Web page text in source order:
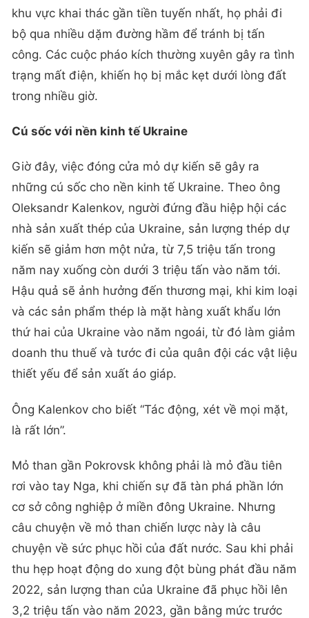
khu vực khai thác gần tiền tuyến nhất, họ phải đi
bộ qua nhiều dặm đường hầm để tránh bị tấn
công. Các cuộc pháo kích thường xuyên gây ra tình
trạng mất điện, khiến họ bị mắc kẹt dưới lòng đất
trong nhiều giờ.
Cú sốc với nền kinh tế Ukraine
Giờ đây, việc đóng cửa mỏ dự kiến ​​sẽ gây ra
những cú sốc cho nền kinh tế Ukraine. Theo ông
Oleksandr Kalenkov, người đứng đầu hiệp hội các
nhà sản xuất thép của Ukraine, sản lượng thép dự
kiến ​​sẽ giảm hơn một nửa, từ 7,5 triệu tấn trong
năm nay xuống còn dưới 3 triệu tấn vào năm tới.
Hậu quả sẽ ảnh hưởng đến thương mại, khi kim loại
và các sản phẩm thép là mặt hàng xuất khẩu lớn
thứ hai của Ukraine vào năm ngoái, từ đó làm giảm
doanh thu thuế và tước đi của quân đội các vật liệu
thiết yếu để sản xuất áo giáp.
Ông Kalenkov cho biết “Tác động, xét về mọi mặt,
là rất lớn”.
Mỏ than gần Pokrovsk không phải là mỏ đầu tiên
rơi vào tay Nga, khi chiến sự đã tàn phá phần lớn
cơ sở công nghiệp ở miền đông Ukraine. Nhưng
câu chuyện về mỏ than chiến lược này là câu
chuyện về sức phục hồi của đất nước. Sau khi phải
thu hẹp hoạt động do xung đột bùng phát đầu năm
2022, sản lượng than của Ukraine đã phục hồi lên
3,2 triệu tấn vào năm 2023, gần bằng mức trước